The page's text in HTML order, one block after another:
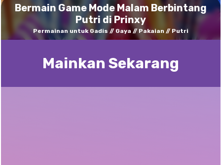
Bermain Game Mode Malam Berbintang
Putri di Prinxy
Permainan untuk Gadis Gaya Pakaian Putri
Mainkan Sekarang